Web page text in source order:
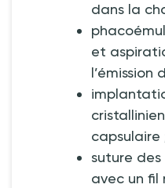
dans la
et
l’émission
capsulaire
suture des
avec un fil